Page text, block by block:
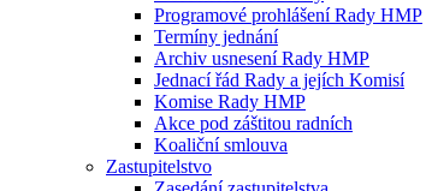
Programové prohlášení Rady HMP
Termíny jednání
Archiv usnesení Rady HMP
Jednací řád Rady a jejích Komisí
Komise Rady HMP
Akce pod záštitou radních
Koaliční smlouva
Zastupitelstvo